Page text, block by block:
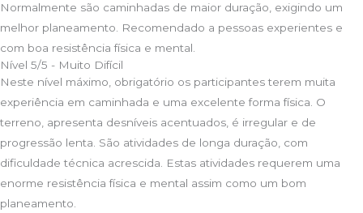
Normalmente são caminhadas de maior duração, exigindo um
melhor planeamento. Recomendado a pessoas experientes e
com boa resistência física e mental.
Nível 5/5 - Muito Difícil
Neste nível máximo, obrigatório os participantes terem muita
experiência em caminhada e uma excelente forma física. O
terreno, apresenta desníveis acentuados, é irregular e de
progressão lenta. São atividades de longa duração, com
dificuldade técnica acrescida. Estas atividades requerem uma
enorme resistência física e mental assim como um bom
planeamento.